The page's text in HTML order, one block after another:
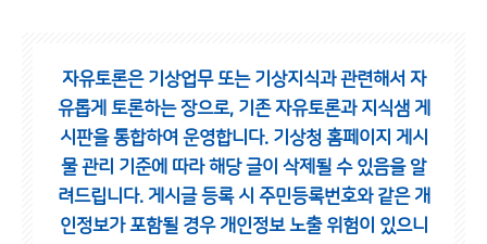
자유토론은 기상업무 또는 기상지식과 관련해서 자
유롭게 토론하는 장으로, 기존 자유토론과 지식샘 게
시판을 통합하여 운영합니다. 기상청 홈페이지 게시
물 관리 기준에 따라 해당 글이 삭제될 수 있음을 알
려드립니다. 게시글 등록 시 주민등록번호와 같은 개
인정보가 포함될 경우 개인정보 노출 위험이 있으니